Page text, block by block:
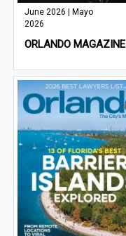
June 2026 | Mayo
2026
ORLANDO MAGAZINE